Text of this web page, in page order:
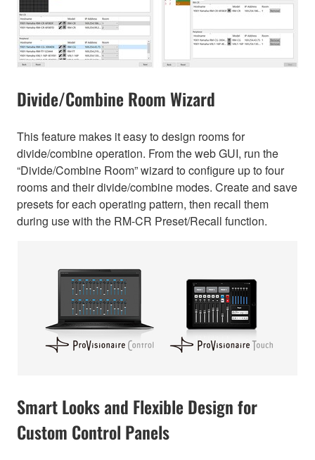
Divide/Combine Room Wizard
This feature makes it easy to design rooms for
divide/combine operation. From the web GUI, run the
“Divide/Combine Room” wizard to configure up to four
rooms and their divide/combine modes. Create and save
presets for each operating pattern, then recall them
during use with the RM-CR Preset/Recall function.
Smart Looks and Flexible Design for
Custom Control Panels